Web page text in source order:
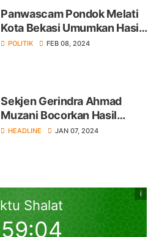
Panwascam Pondok Melati
Kota Bekasi Umumkan Hasil
Pengawasan Kampanye
POLITIK FEB 08, 2024
Sekjen Gerindra Ahmad
Muzani Bocorkan Hasil
Pertemuan Jokowi dan
HEADLINE JAN 07, 2024